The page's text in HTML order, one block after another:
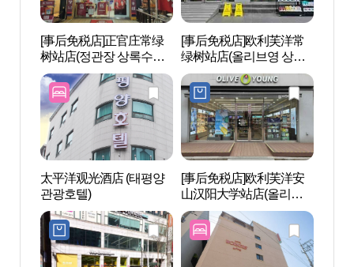
[事后免税店]正官庄常绿
树站店(정관장 상록수역
점)
[事后免税店]欧利芙洋常
绿树站店(올리브영 상록
수역점)
太平洋观光酒店 (태평양
관광호텔)
[事后免税店]欧利芙洋安
山汉阳大学站店(올리브
영 안산한대앞역점)